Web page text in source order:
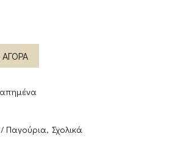
ΑΓΟΡΑ
Παγούρια, Σχολικά